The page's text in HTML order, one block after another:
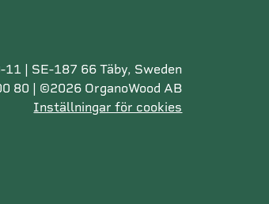
11 | SE-187 66 Täby, Sweden
80 | ©2026 OrganoWood AB
Inställningar för cookies